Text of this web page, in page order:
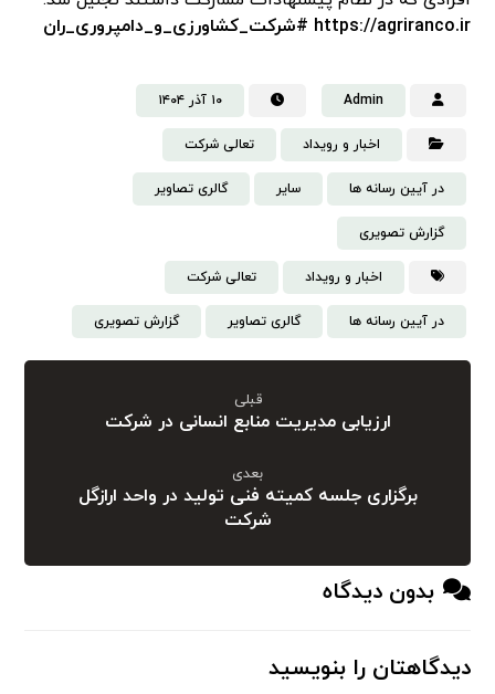
https://agriranco.ir #شرکت_کشاورزی_و_دامپروری_ران
Admin ۱۰ آذر ۱۴۰۴
اخبار و رویداد تعالی شرکت
در آیین رسانه ها سایر گالری تصاویر
گزارش تصویری
اخبار و رویداد تعالی شرکت
در آیین رسانه ها گالری تصاویر گزارش تصویری
قبلی
ارزیابی مدیریت منابع انسانی در شرکت
بعدی
برگزاری جلسه کمیته فنی تولید در واحد ارازگل
شرکت
بدون دیدگاه
دیدگاهتان را بنویسید